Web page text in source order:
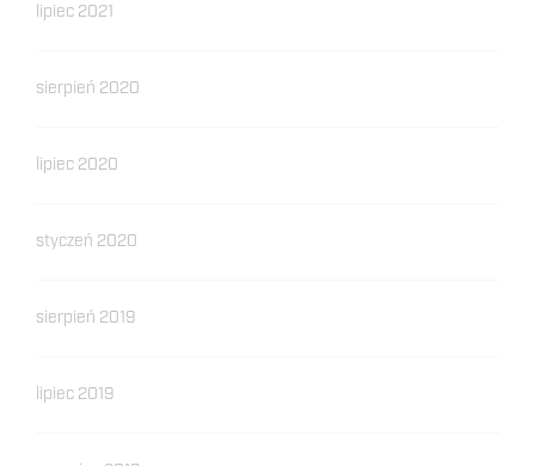
lipiec 2021
sierpień 2020
lipiec 2020
styczeń 2020
sierpień 2019
lipiec 2019